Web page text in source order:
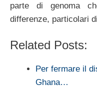
parte di genoma
differenze, particolari
Related Posts:
Per fermare il
Ghana…